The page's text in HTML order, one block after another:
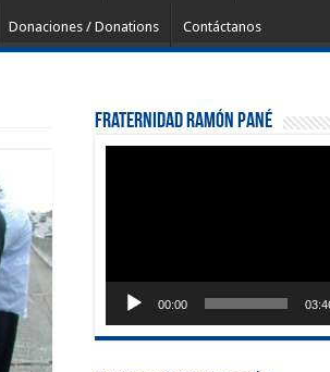
Donaciones / Donations Contáctanos
Fraternidad Ramón Pané
00:00